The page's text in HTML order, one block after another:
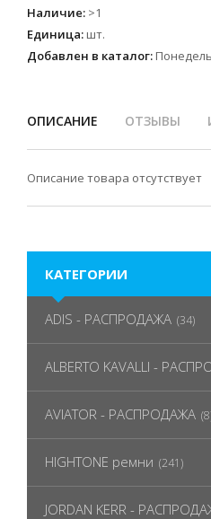
Наличие: >1
Единица: шт.
Добавлен в каталог:
ОПИСАНИЕ ОТЗЫВЫ
Описание товара отсутствует
КАТЕГОРИИ
ADIS - РАСПРОДАЖА (34)
ALBERTO KAVALLI -
AVIATOR - РАСПРОДАЖА
HIGHTONE ремни (241)
JORDAN KERR -